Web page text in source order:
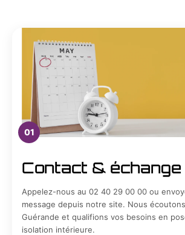
01
Contact & échange
Appelez-nous au 02 40 29 00 00 ou
message depuis notre site. Nous
Guérande et qualifions vos besoins en
isolation intérieure.